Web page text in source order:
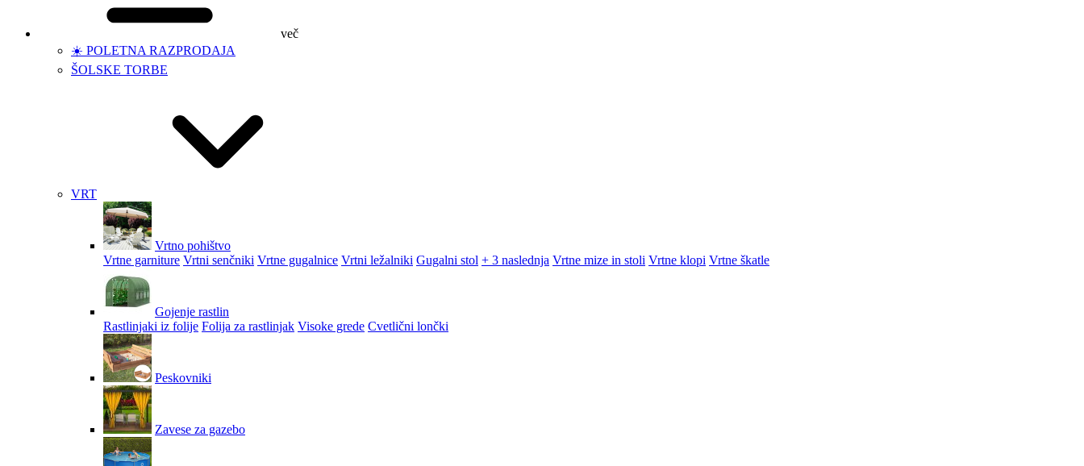
več
☀️ POLETNA RAZPRODAJA
ŠOLSKE TORBE
VRT
Vrtno pohištvo
Vrtne garniture Vrtni senčniki Vrtne gugalnice Vrtni ležalniki Gugalni stol + 3 naslednja Vrtne mize in stoli Vrtne klopi Vrtne škatle
Gojenje rastlin
Rastlinjaki iz folije Folija za rastlinjak Visoke grede Cvetlični lončki
Peskovniki
Zavese za gazebo